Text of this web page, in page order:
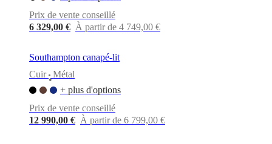
Prix de vente conseillé
6 329,00 € À partir de 4 749,00 €
Southampton canapé-lit
Cuir
•
Métal
+ plus d'options
Prix de vente conseillé
12 990,00 € À partir de 6 799,00 €